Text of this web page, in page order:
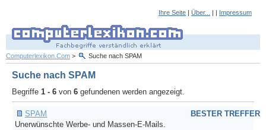
Ihre Seite | Über... | | Impressum
Computerlexikon.Com > Suche nach SPAM
Suche nach SPAM
Begriffe 1 - 6 von 6 gefundenen werden angezeigt.
BESTER TREFFER
SPAM
Unerwünschte Werbe- und Massen-E-Mails.